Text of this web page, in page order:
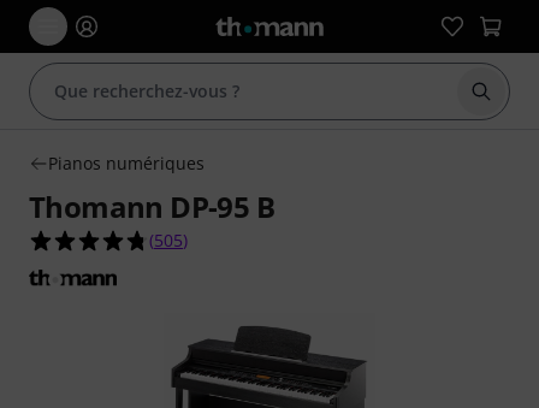
Pianos numériques
Thomann DP-95 B
4.7 étoiles sur 5 d'après 505 évaluations clients
(505)